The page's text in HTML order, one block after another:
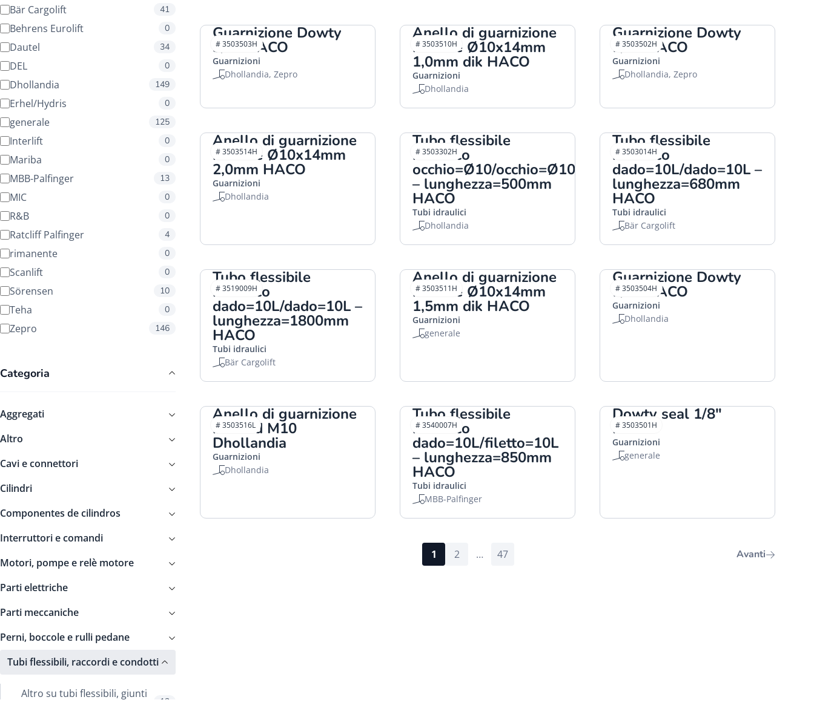
Bär Cargolift 41
Behrens Eurolift 0
Dautel 34
DEL 0
Dhollandia 149
Erhel/Hydris 0
generale 125
Interlift 0
Mariba 0
MBB-Palfinger 13
MIC 0
R&B 0
Ratcliff Palfinger 4
rimanente 0
Scanlift 0
Sörensen 10
Teha 0
Zepro 146
Categoria
Aggregati
Altro
Cavi e connettori
Cilindri
Componentes de cilindros
Interruttori e comandi
Motori, pompe e relè motore
Parti elettriche
Parti meccaniche
Perni, boccole e rulli pedane
Tubi flessibili, raccordi e condotti
Altro su tubi flessibili, giunti
13
Guarnizione Dowty
3/8" HACO
Guarnizioni
Dhollandia, Zepro
# 3503503H
Anello di guarnizione
in rame Ø10x14mm
1,0mm dik HACO
Guarnizioni
Dhollandia
# 3503510H
Guarnizione Dowty
1/4" HACO
Guarnizioni
Dhollandia, Zepro
# 3503502H
Anello di guarnizione
in rame Ø10x14mm
2,0mm HACO
Guarnizioni
Dhollandia
# 3503514H
Tubo flessibile
idraulico
occhio=Ø10/occhio=Ø10
– lunghezza=500mm
HACO
Tubi idraulici
Dhollandia
# 3503302H
Tubo flessibile
idraulico
dado=10L/dado=10L –
lunghezza=680mm
HACO
Tubi idraulici
Bär Cargolift
# 3503014H
Tubo flessibile
idraulico
dado=10L/dado=10L –
lunghezza=1800mm
HACO
Tubi idraulici
Bär Cargolift
# 3519009H
Anello di guarnizione
in rame Ø10x14mm
1,5mm dik HACO
Guarnizioni
generale
# 3503511H
Guarnizione Dowty
1/2" HACO
Guarnizioni
Dhollandia
# 3503504H
Anello di guarnizione
bonded M10
Dhollandia
Guarnizioni
Dhollandia
# 3503516L
Tubo flessibile
idraulico
dado=10L/filetto=10L
– lunghezza=850mm
HACO
Tubi idraulici
MBB-Palfinger
# 3540007H
Dowty seal 1/8"
HACO
Guarnizioni
generale
# 3503501H
1 2 … 47 Avanti